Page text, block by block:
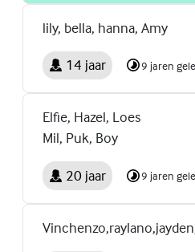
lily, bella, hanna, Amy
14 jaar 9 jaren
Elfie, Hazel, Loes
Mil, Puk, Boy
20 jaar 9 jaren